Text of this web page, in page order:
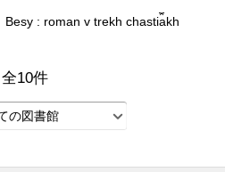
Besy : roman v trekh chasti︠a︡kh
全10件
の図書館